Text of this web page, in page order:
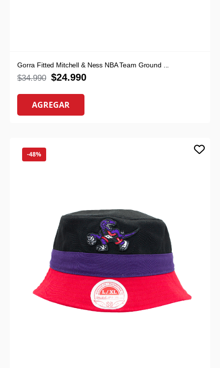
Gorra Fitted Mitchell & Ness NBA Team Ground ...
$34.990 $24.990
AGREGAR
-48%